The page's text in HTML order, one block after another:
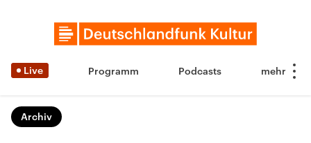
Live Programm Podcasts
Archiv